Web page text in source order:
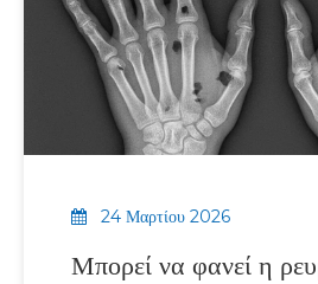
24 Μαρτίου 2026
Μπορεί να φανεί η